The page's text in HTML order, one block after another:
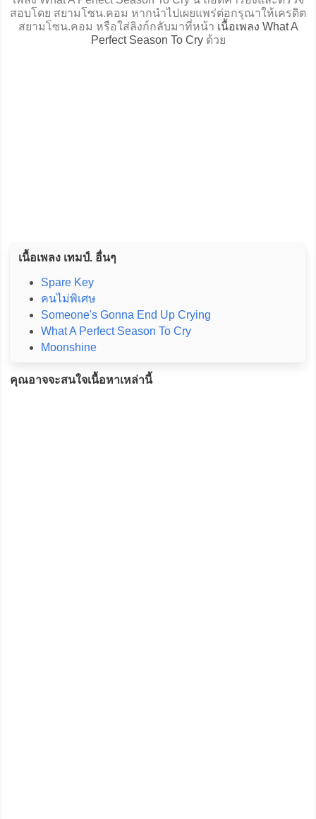
สอบโดย สยามโซน.คอม หากนำไปเผยแพร่ต่อกรุณาให้เครดิต
สยามโซน.คอม หรือใส่ลิงก์กลับมาที่หน้า เนื้อเพลง What A
Perfect Season To Cryด้วย
เนื้อเพลง เทมป์. อื่นๆ
Spare Key
คนไม่พิเศษ
Someone's Gonna End Up Crying
What A Perfect Season To Cry
Moonshine
คุณอาจจะสนใจเนื้อหาเหล่านี้